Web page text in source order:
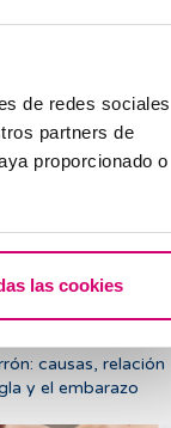
de redes sociales
partners de
proporcionado o
las cookies
los valores que
baja reserva
causas, relación
y el embarazo